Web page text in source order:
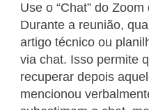
Use o “Chat” do
Durante a reunião,
artigo técnico ou
via chat. Isso permite
recuperar depois
mencionou